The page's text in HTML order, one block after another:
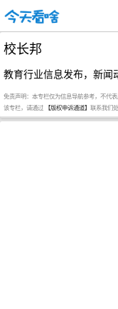
校长邦
教育行业信息发布，新闻
免责声明：本专栏仅为信息导航参考，不代
该专栏，请通过 【版权申诉通道】 联系我们处